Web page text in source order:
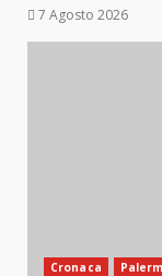
7 Agosto 2026
Cronaca